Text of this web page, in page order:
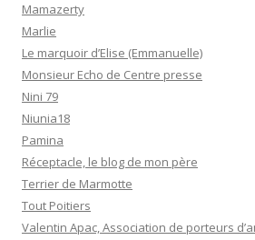
Mamazerty
Marlie
Le marquoir d’Elise (Emmanuelle)
Monsieur Echo de Centre presse
Nini 79
Niunia18
Pamina
Réceptacle, le blog de mon père
Terrier de Marmotte
Tout Poitiers
Valentin Apac, Association de porteurs